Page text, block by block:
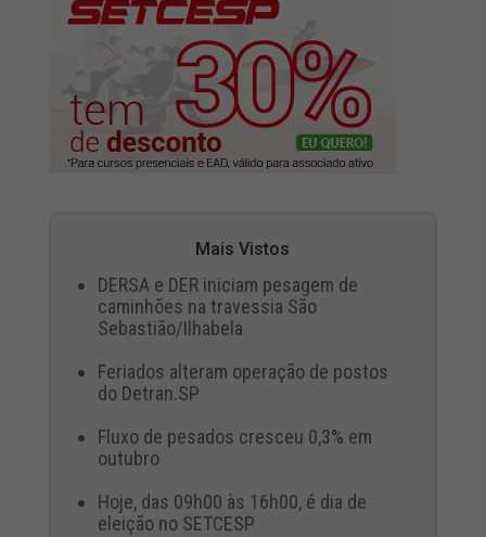
Mais Vistos
DERSA e DER iniciam pesagem de
caminhões na travessia São
Sebastião/Ilhabela
Feriados alteram operação de postos
do Detran.SP
Fluxo de pesados cresceu 0,3% em
outubro
Hoje, das 09h00 às 16h00, é dia de
eleição no SETCESP